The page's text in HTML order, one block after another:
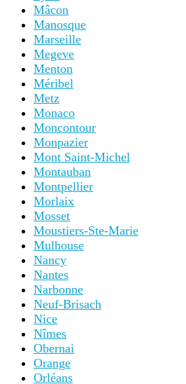
Mâcon
Manosque
Marseille
Megeve
Menton
Méribel
Metz
Monaco
Moncontour
Monpazier
Mont Saint-Michel
Montauban
Montpellier
Morlaix
Mosset
Moustiers-Ste-Marie
Mulhouse
Nancy
Nantes
Narbonne
Neuf-Brisach
Nice
Nîmes
Obernai
Orange
Orléans